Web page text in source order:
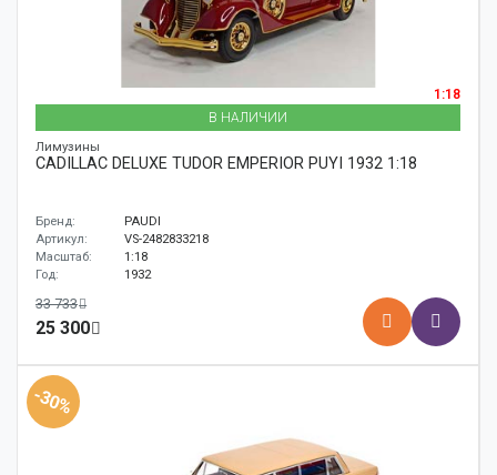
1:18
В НАЛИЧИИ
Лимузины
CADILLAC DELUXE TUDOR EMPERIOR PUYI 1932 1:18
Бренд:
PAUDI
Артикул:
VS-2482833218
Масштаб:
1:18
Год:
1932
33 733
25 300
-30%